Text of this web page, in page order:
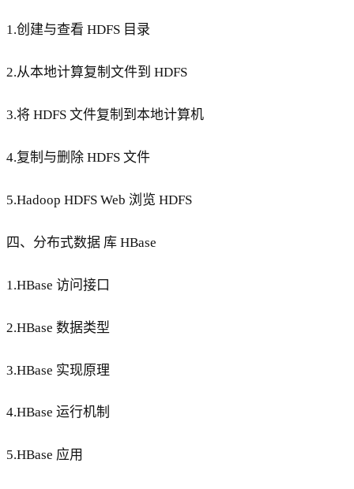
1.创建与查看 HDFS 目录
2.从本地计算复制文件到 HDFS
3.将 HDFS 文件复制到本地计算机
4.复制与删除 HDFS 文件
5.Hadoop HDFS Web 浏览 HDFS
四、分布式数据 库 HBase
1.HBase 访问接口
2.HBase 数据类型
3.HBase 实现原理
4.HBase 运行机制
5.HBase 应用